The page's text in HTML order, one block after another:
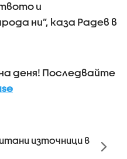
и
ни”, каза Радев в
деня! Последвайте
източници в